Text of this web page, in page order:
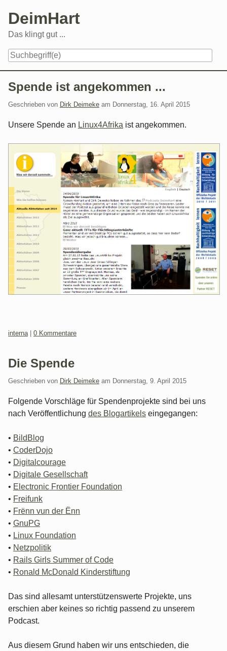
content
DeimHart
Das klingt gut ...
Spende ist angekommen ...
Geschrieben von Dirk Deimeke am Donnerstag, 16. April 2015
Unsere Spende an Linux4Afrika ist angekommen.
Kategorien:
interna 0 Kommentare
Die Spende
Geschrieben von Dirk Deimeke am Donnerstag, 9. April 2015
Folgende Vorschläge für Spendenprojekte sind bei uns
nach Veröffentlichung des Blogartikels eingegangen:
• BildBlog
• CoderDojo
• Digitalcourage
• Digitale Gesellschaft
• Electronic Frontier Foundation
• Freifunk
• Frënn vun der Ënn
• GnuPG
• Linux Foundation
• Netzpolitik
• Rails Girls Summer of Code
• Ronald McDonald Kinderstiftung
Das sind allesamt unterstützenswerte Projekte, uns
erschien aber keines so richtig passend zu unserem
Podcast.
Aus diesem Grund haben wir uns entschieden, die